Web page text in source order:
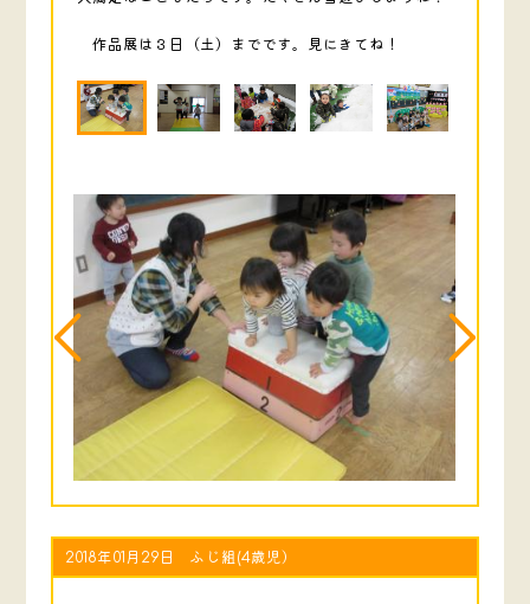
作品展は３日（土）までです。見にきてね！
2018年01月29日 ふじ組(4歳児）